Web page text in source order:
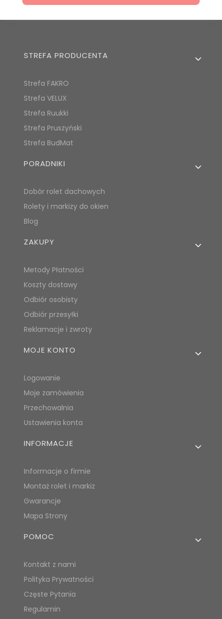
Linki w stopce
STREFA PRODUCENTA
Strefa FAKRO
Strefa VELUX
Strefa Ruukki
Strefa Pruszyński
Strefa BudMat
PORADNIKI
Dobór rolet dachowych
Rolety i markizy do okien
Blog
ZAKUPY
Metody Płatności
Koszty dostawy
Odbiór osobisty
Odbiór przesyłki
Reklamacje i zwroty
MOJE KONTO
Logowanie
Moje zamówienia
Przechowalnia
Ustawienia konta
INFORMACJE
Informacje o firmie
Montaż rolet i markiz
Gwarancje
Mapa Strony
POMOC
Kontakt z nami
Polityka Prywatności
Częste Pytania
Regulamin